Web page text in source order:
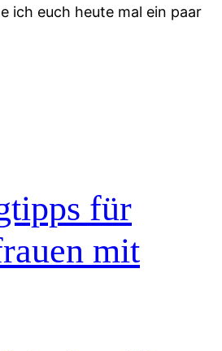
ich euch heute mal ein paar
für
mit